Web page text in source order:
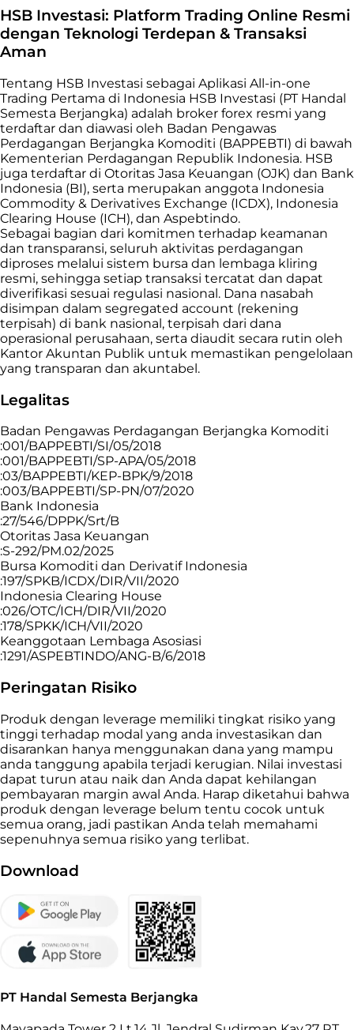
HSB Investasi: Platform Trading Online Resmi
dengan Teknologi Terdepan & Transaksi
Aman
Tentang HSB Investasi sebagai Aplikasi All-in-one
Trading Pertama di Indonesia HSB Investasi (PT Handal
Semesta Berjangka) adalah broker forex resmi yang
terdaftar dan diawasi oleh Badan Pengawas
Perdagangan Berjangka Komoditi (BAPPEBTI) di bawah
Kementerian Perdagangan Republik Indonesia. HSB
juga terdaftar di Otoritas Jasa Keuangan (OJK) dan Bank
Indonesia (BI), serta merupakan anggota Indonesia
Commodity & Derivatives Exchange (ICDX), Indonesia
Clearing House (ICH), dan Aspebtindo.
Sebagai bagian dari komitmen terhadap keamanan
dan transparansi, seluruh aktivitas perdagangan
diproses melalui sistem bursa dan lembaga kliring
resmi, sehingga setiap transaksi tercatat dan dapat
diverifikasi sesuai regulasi nasional. Dana nasabah
disimpan dalam segregated account (rekening
terpisah) di bank nasional, terpisah dari dana
operasional perusahaan, serta diaudit secara rutin oleh
Kantor Akuntan Publik untuk memastikan pengelolaan
yang transparan dan akuntabel.
Legalitas
Badan Pengawas Perdagangan Berjangka Komoditi
:001/BAPPEBTI/SI/05/2018
:001/BAPPEBTI/SP-APA/05/2018
:03/BAPPEBTI/KEP-BPK/9/2018
:003/BAPPEBTI/SP-PN/07/2020
Bank Indonesia
:27/546/DPPK/Srt/B
Otoritas Jasa Keuangan
:S-292/PM.02/2025
Bursa Komoditi dan Derivatif Indonesia
:197/SPKB/ICDX/DIR/VII/2020
Indonesia Clearing House
:026/OTC/ICH/DIR/VII/2020
:178/SPKK/ICH/VII/2020
Keanggotaan Lembaga Asosiasi
:1291/ASPEBTINDO/ANG-B/6/2018
Peringatan Risiko
Produk dengan leverage memiliki tingkat risiko yang
tinggi terhadap modal yang anda investasikan dan
disarankan hanya menggunakan dana yang mampu
anda tanggung apabila terjadi kerugian. Nilai investasi
dapat turun atau naik dan Anda dapat kehilangan
pembayaran margin awal Anda. Harap diketahui bahwa
produk dengan leverage belum tentu cocok untuk
semua orang, jadi pastikan Anda telah memahami
sepenuhnya semua risiko yang terlibat.
Download
PT Handal Semesta Berjangka